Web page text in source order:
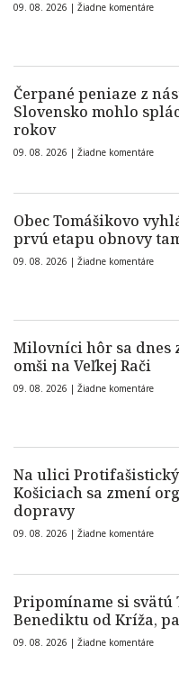
09. 08. 2026 | Žiadne komentáre
Čerpané peniaze z
Slovensko mohlo
rokov
09. 08. 2026 | Žiadne komentáre
Obec Tomášikovo
prvú etapu obnovy
09. 08. 2026 | Žiadne komentáre
Milovníci hôr sa dnes
omši na Veľkej Rači
09. 08. 2026 | Žiadne komentáre
Na ulici
Košiciach sa zmení
dopravy
09. 08. 2026 | Žiadne komentáre
Pripomíname si svätú
Benediktu od Kríža,
09. 08. 2026 | Žiadne komentáre